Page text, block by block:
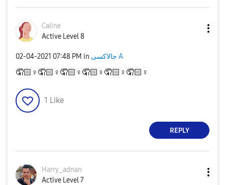
Caline
Active Level 8
‎02-04-2021 07:48 PM in جالاكسى A
🤦🏻‍ ♀️ 🤦🏻‍ ♀️ 🤦🏻‍ ♀️ 🤦🏻‍ ♀️ 🤦🏻‍ ♀️ 🤦🏻‍ ♀️
1 Like
REPLY
Harry_adnan
Active Level 7